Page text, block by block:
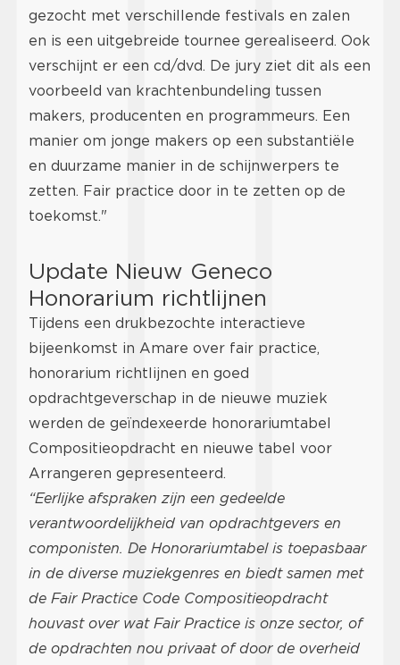
gezocht met verschillende festivals en zalen
en is een uitgebreide tournee gerealiseerd. Ook
verschijnt er een cd/dvd. De jury ziet dit als een
voorbeeld van krachtenbundeling tussen
makers, producenten en programmeurs. Een
manier om jonge makers op een substantiële
en duurzame manier in de schijnwerpers te
zetten. Fair practice door in te zetten op de
toekomst."
Update Nieuw Geneco
Honorarium richtlijnen
Tijdens een drukbezochte interactieve
bijeenkomst in Amare over fair practice,
honorarium richtlijnen en goed
opdrachtgeverschap in de nieuwe muziek
werden de geïndexeerde honorariumtabel
Compositieopdracht en nieuwe tabel voor
Arrangeren gepresenteerd.
“Eerlijke afspraken zijn een gedeelde
verantwoordelijkheid van opdrachtgevers en
componisten. De Honorariumtabel is toepasbaar
in de diverse muziekgenres en biedt samen met
de Fair Practice Code Compositieopdracht
houvast over wat Fair Practice is onze sector, of
de opdrachten nou privaat of door de overheid